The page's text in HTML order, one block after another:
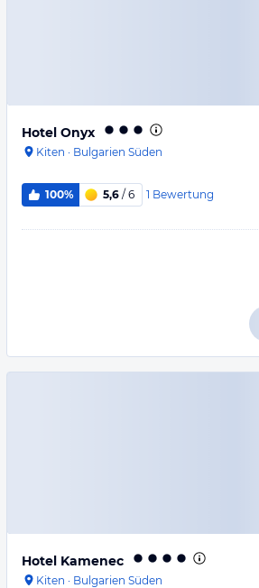
Hotel Onyx
Kiten · Bulgarien Süden
100% 5,6 / 6 1 Bewertung
Hotel Kamenec
Kiten · Bulgarien Süden